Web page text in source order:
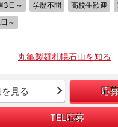
3日～ 学歴不問 高校生歓迎
～
丸亀製麺札幌石山を知る
見る 応
TEL応募